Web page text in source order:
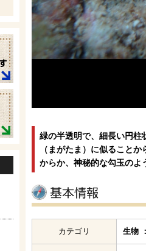
緑の半透明で、細長い円柱
（まがたま）に似ること
からか、神秘的な勾玉のよ
カテゴリ 生物